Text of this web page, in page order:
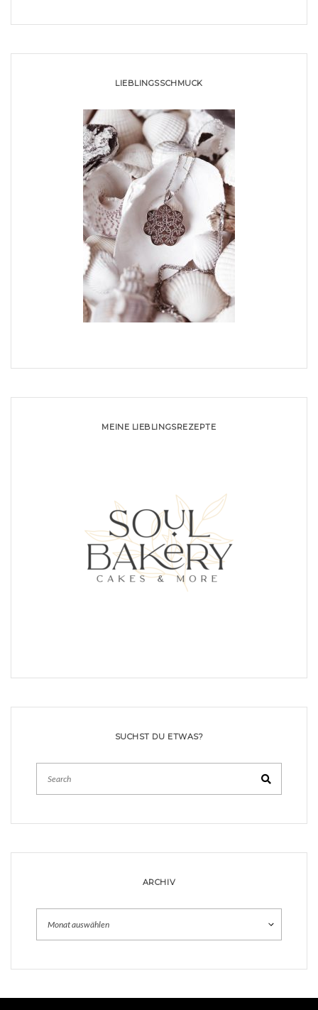
LIEBLINGSSCHMUCK
MEINE LIEBLINGSREZEPTE
SUCHST DU ETWAS?
ARCHIV